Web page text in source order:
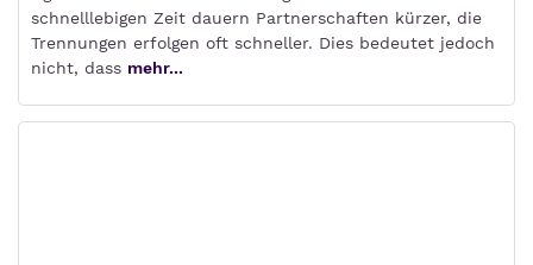
schnelllebigen Zeit dauern Partnerschaften kürzer, die
Trennungen erfolgen oft schneller. Dies bedeutet jedoch
nicht, dass mehr...